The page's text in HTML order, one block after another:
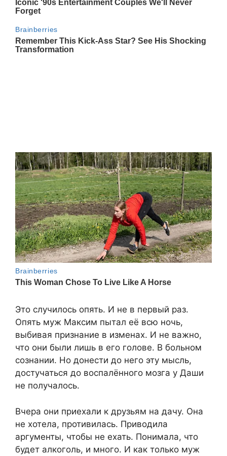
Это случилось опять. И не в первый раз.
Опять муж Максим пытал её всю ночь,
выбивая признание в изменах. И не важно,
что они были лишь в его голове. В больном
сознании. Но донести до него эту мысль,
достучаться до воспалённого мозга у Даши
не получалось.
Вчера они приехали к друзьям на дачу. Она
не хотела, противилась. Приводила
аргументы, чтобы не ехать. Понимала, что
будет алкоголь, и много. И как только муж